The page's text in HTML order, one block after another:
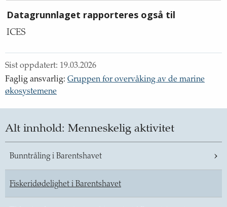
Datagrunnlaget rapporteres også til
ICES
Sist oppdatert: 19.03.2026
Faglig ansvarlig: Gruppen for overvåking av de marine
økosystemene
Alt innhold: Menneskelig aktivitet
Bunntråling i Barentshavet
Fiskeridødelighet i Barentshavet